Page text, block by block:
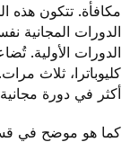
الدورات المجانية
الدورات الأولية.
كليوباترا، ثلاث
أكثر في دورة مجانية، فسيحصل
كما هو موضح في قسم